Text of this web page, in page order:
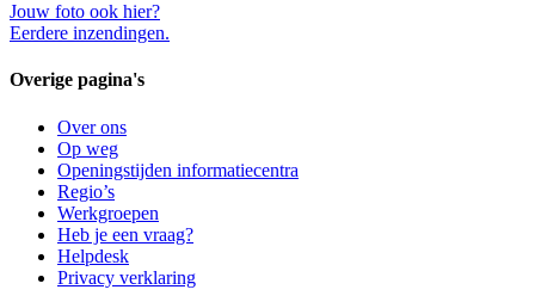
Jouw foto ook hier?
Eerdere inzendingen.
Overige pagina's
Over ons
Op weg
Openingstijden informatiecentra
Regio’s
Werkgroepen
Heb je een vraag?
Helpdesk
Privacy verklaring